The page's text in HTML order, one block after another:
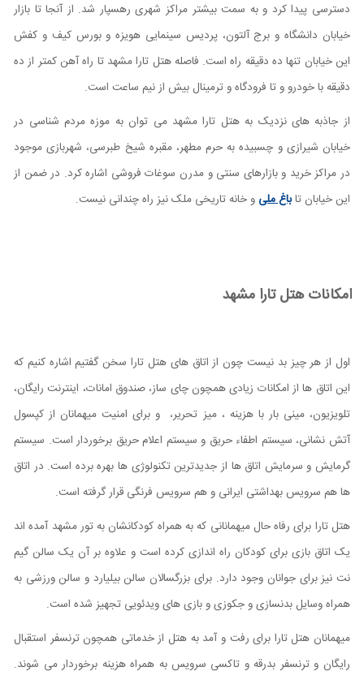
دسترسی پیدا کرد و به سمت بیشتر مراکز شهری رهسپار شد. از آنجا تا بازار
خیابان دانشگاه و برج آلتون، پردیس سینمایی هویزه و بورس کیف و کفش
این خیابان تنها ده دقیقه راه است. فاصله هتل تارا مشهد تا راه آهن کمتر از ده
دقیقه با خودرو و تا فرودگاه و ترمینال بیش از نیم ساعت است.
از جاذبه های نزدیک به هتل تارا مشهد می توان به موزه مردم شناسی در
خیابان شیرازی و چسبیده به حرم مطهر، مقبره شیخ طبرسی، شهربازی موجود
در مراکز خرید و بازارهای سنتی و مدرن سوغات فروشی اشاره کرد. در ضمن از
این خیابان تاباغ ملی و خانه تاریخی ملک نیز راه چندانی نیست.
امکانات هتل تارا مشهد
اول از هر چیز بد نیست چون از اتاق های هتل تارا سخن گفتیم اشاره کنیم که
این اتاق ها از امکانات زیادی همچون چای ساز، صندوق امانات، اینترنت رایگان،
تلویزیون، مینی بار با هزینه ، میز تحریر، و برای امنیت میهمانان از کپسول
آتش نشانی، سیستم اطفاء حریق و سیستم اعلام حریق برخوردار است. سیستم
گرمایش و سرمایش اتاق ها از جدیدترین تکنولوژی ها بهره برده است. در اتاق
ها هم سرویس بهداشتی ایرانی و هم سرویس فرنگی قرار گرفته است.
هتل تارا برای رفاه حال میهمانانی که به همراه کودکانشان به تور مشهد آمده اند
یک اتاق بازی برای کودکان راه اندازی کرده است و علاوه بر آن یک سالن گیم
نت نیز برای جوانان وجود دارد. برای بزرگسالان سالن بیلیارد و سالن ورزشی به
همراه وسایل بدنسازی و جکوزی و بازی های ویدئویی تجهیز شده است.
میهمانان هتل تارا برای رفت و آمد به هتل از خدماتی همچون ترنسفر استقبال
رایگان و ترنسفر بدرقه و تاکسی سرویس به همراه هزینه برخوردار می شوند.